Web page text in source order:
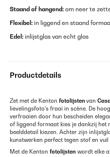
Staand of hangend: om neer te
Flexibel: in liggend en staand
Edel : inlijstglas van echt glas
Productdetails
Zet met de Kenton fotolijsten van
lievelingsfoto's fraai in scène. De
verfraaien door hun bescheiden
of liggend formaat kies je dankzij het
beelddetail kiezen. Achter zijn
kunstwerken perfect tegen stof en vuil
Met de Kenton fotolijsten wordt elke